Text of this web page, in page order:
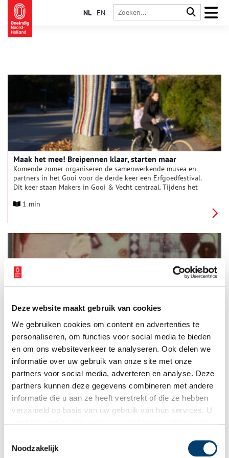
Deze website maakt gebruik van cookies
We gebruiken cookies om content en advertenties te
personaliseren, om functies voor social media te bieden
en om ons websiteverkeer te analyseren. Ook delen we
informatie over uw gebruik van onze site met onze
partners voor social media, adverteren en analyse. Deze
partners kunnen deze gegevens combineren met andere
informatie die u aan ze heeft verstrekt of die ze hebben
verzameld op basis van uw gebruik van hun services. U
Noodzakelijk
NL EN
Maak het mee! Breipennen klaar, starten maar
Komende zomer organiseren de samenwerkende musea en
partners in het Gooi voor de derde keer een Erfgoedfestival.
Dit keer staan Makers in Gooi & Vecht centraal. Tijdens het
plaatst extra OV-fietsen op de stations, zodat het publiek via
gemaakt, die je de weg wijzen. Daarbij is jouw hulp nodig.
1 min
In de collectie van de Provinciale Atlas Noord-Holland
bevinden zich honderden prentbriefkaarten, tekeningen en
foto’s van mensen in klederdracht. Als je goed kijkt, zie je dat
de vrouw altijd druk bezig is: met het eten bereiden, de
kinderen verzorgen, de dieren eten geven, het huishouden
doen of met kleding maken. Opvallend is dat op veel huiselijke
tafereeltjes de vrouwen en de meisjes aan het breien zijn.
Helemaal stilzitten was er niet bij. Ter ere van Internationale
Vrouwendag op 8 maart zoomen we in op deze hardwerkende
vrouwen uit de geschiedenis.